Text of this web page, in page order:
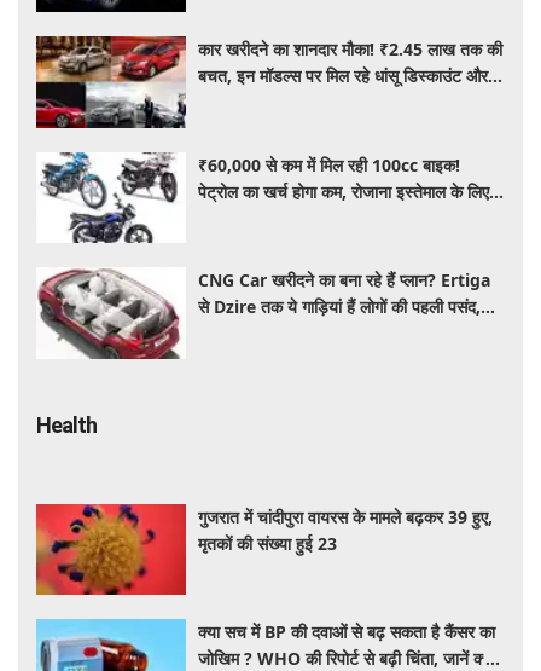
कार खरीदने का शानदार मौका! ₹2.45 लाख तक की
बचत, इन मॉडल्स पर मिल रहे धांसू डिस्काउंट और
₹60,000 से कम में मिल रही 100cc बाइक!
पेट्रोल का खर्च होगा कम, रोजाना इस्तेमाल के लिए है
CNG Car खरीदने का बना रहे हैं प्लान? Ertiga
से Dzire तक ये गाड़ियां हैं लोगों की पहली पसंद,
Health
गुजरात में चांदीपुरा वायरस के मामले बढ़कर 39 हुए,
मृतकों की संख्या हुई 23
क्या सच में BP की दवाओं से बढ़ सकता है कैंसर का
जोखिम ? WHO की रिपोर्ट से बढ़ी चिंता, जानें क्या